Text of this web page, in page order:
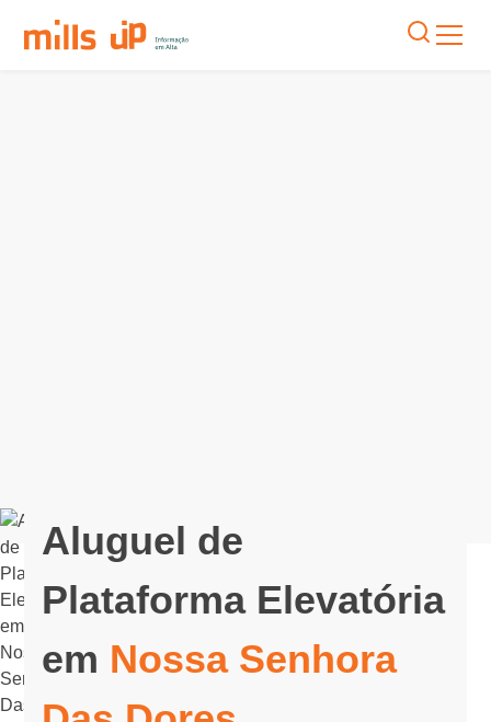
Aluguel de
Plataforma Elevatória
em Nossa Senhora